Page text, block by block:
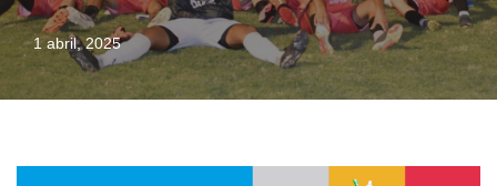
1 abril, 2025